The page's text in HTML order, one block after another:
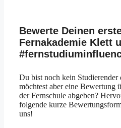
Bewerte Deinen
Fernakademie Klett
Du bist noch kein Studierender
möchtest aber eine Bewertung
der Fernschule abgeben?
folgende kurze
uns!